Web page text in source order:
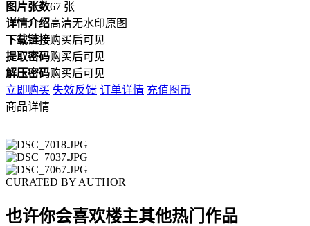
图片张数67 张
详情介绍高清无水印原图
下载链接购买后可见
提取密码购买后可见
解压密码购买后可见
立即购买 失效反馈 订单详情 充值图币
商品详情
CURATED BY AUTHOR
也许你会喜欢楼主其他热门作品